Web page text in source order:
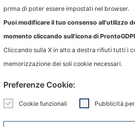
© PigozziTech Srl
All rights reserved.
Privacy e cookie | developed by
Menu
prima di poter essere impostati nel browser.
Puoi modificare il tuo consenso all'utilizzo
momento cliccando sull'icona di
Cliccando sulla X in alto a destra rifiuti tutti i
memorizzazione dei soli cookie necessari.
Preferenze Cookie:
Cookie funzionali Pubblicità